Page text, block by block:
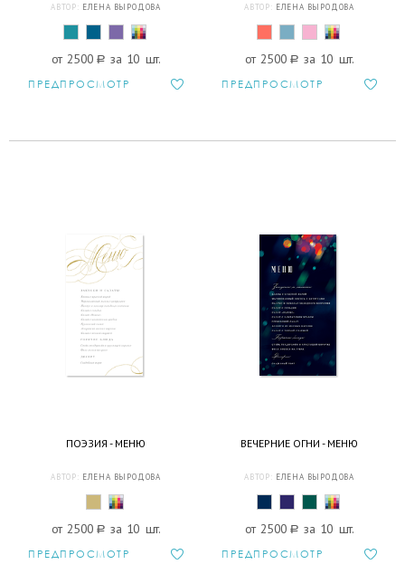
АВТОР: ЕЛЕНА ВЫРОДОВА
от 2500 a за 10 шт.
ПРЕДПРОСМОТР
АВТОР: ЕЛЕНА ВЫРОДОВА
от 2500 a за 10 шт.
ПРЕДПРОСМОТР
ПОЭЗИЯ - МЕНЮ
АВТОР: ЕЛЕНА ВЫРОДОВА
от 2500 a за 10 шт.
ПРЕДПРОСМОТР
ВЕЧЕРНИЕ ОГНИ - МЕНЮ
АВТОР: ЕЛЕНА ВЫРОДОВА
от 2500 a за 10 шт.
ПРЕДПРОСМОТР